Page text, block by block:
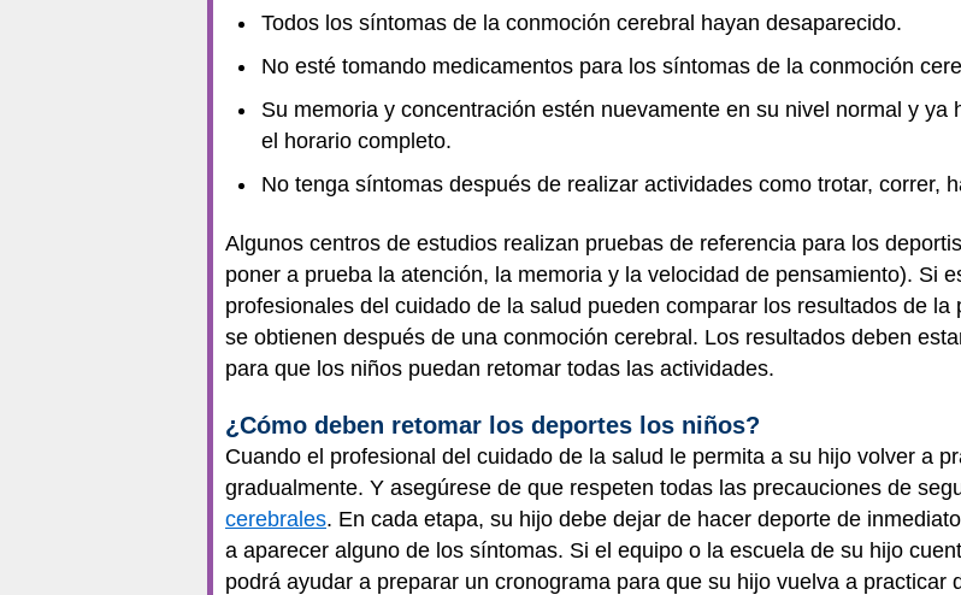
Todos los síntomas de la conmoción cerebral hayan desaparecido.
No esté tomando medicamentos para los síntomas de la conmoción
Su memoria y concentración estén nuevamente en su nivel normal y ya
el horario completo.
No tenga síntomas después de realizar actividades como trotar, correr,
Algunos centros de estudios realizan pruebas de referencia para los
poner a prueba la atención, la memoria y la velocidad de pensamiento). Si
profesionales del cuidado de la salud pueden comparar los resultados de
se obtienen después de una conmoción cerebral. Los resultados deben
para que los niños puedan retomar todas las actividades.
¿Cómo deben retomar los deportes los niños?
Cuando el profesional del cuidado de la salud le permita a su hijo volver a
gradualmente. Y asegúrese de que respeten todas las precauciones de
cerebrales. En cada etapa, su hijo debe dejar de hacer deporte de
a aparecer alguno de los síntomas. Si el equipo o la escuela de su hijo
podrá ayudar a preparar un cronograma para que su hijo vuelva a practicar